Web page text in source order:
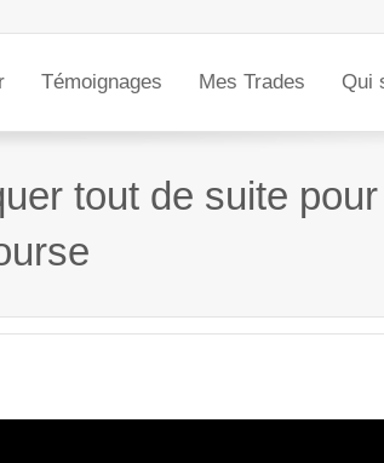
Témoignages Mes Trades Qui
tout de suite